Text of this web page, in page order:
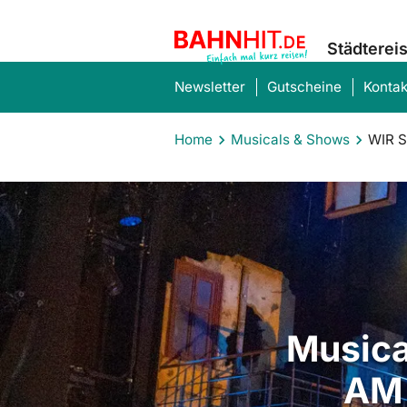
Newsletter Gutscheine
Home Musicals & Shows WIR